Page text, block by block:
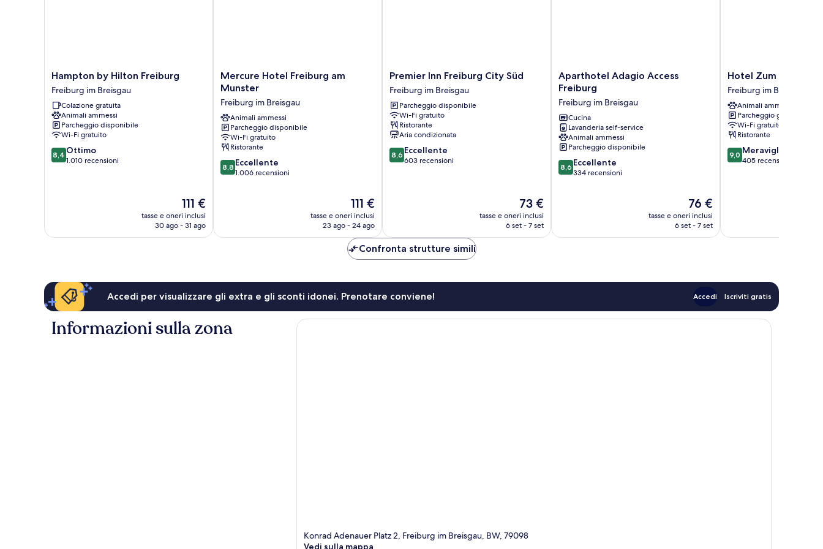
Hampton
by
Hilton
Freiburg
Freiburg
im
Breisgau
Hampton by Hilton Freiburg
Freiburg im Breisgau
Colazione gratuita
Animali ammessi
Parcheggio disponibile
Wi-Fi gratuito
8.4
su
8,4 Ottimo
1.010 recensioni
Il
prezzo
attuale
111 €
tasse e oneri inclusi
30 ago - 31 ago
Mercure
Hotel
am
Munster
Freiburg
im
Breisgau
Mercure Hotel Freiburg am
Munster
Freiburg im Breisgau
Animali ammessi
Parcheggio disponibile
Wi-Fi gratuito
Ristorante
8.8
su
8,8 Eccellente
1.006 recensioni
Il
prezzo
attuale
111 €
111 €
tasse e oneri inclusi
23 ago - 24 ago
Premier
Inn
Freiburg
City
Süd
Freiburg
im
Breisgau
Premier Inn Freiburg City Süd
Freiburg im Breisgau
Parcheggio disponibile
Wi-Fi gratuito
Ristorante
Aria condizionata
8.6
su
8,6 Eccellente
603 recensioni
Il
prezzo
attuale
73 €
tasse e oneri inclusi
6 set - 7 set
Aparthotel
Adagio
Freiburg
Freiburg
im
Breisgau
Aparthotel Adagio Access
Freiburg
Freiburg im Breisgau
Cucina
Lavanderia self-service
Animali ammessi
Parcheggio disponibile
8.6
su
8,6 Eccellente
334 recensioni
Il
prezzo
attuale
76 €
tasse e oneri inclusi
6 set - 7 set
Hotel
Zum
Schiff
Freiburg
im
Breisgau
Hotel Zum Schiff
Freiburg im Breisgau
Animali ammessi
Parcheggio gratuito
Wi-Fi gratuito
Ristorante
9.0
su
9,0 Meraviglioso
405 recensioni
Confronta strutture simili
Accedi per visualizzare gli extra e gli sconti idonei. Prenotare conviene! Accedi Iscriviti gratis
Informazioni sulla zona
Konrad Adenauer Platz 2, Freiburg im Breisgau, BW, 79098
Vedi sulla mappa